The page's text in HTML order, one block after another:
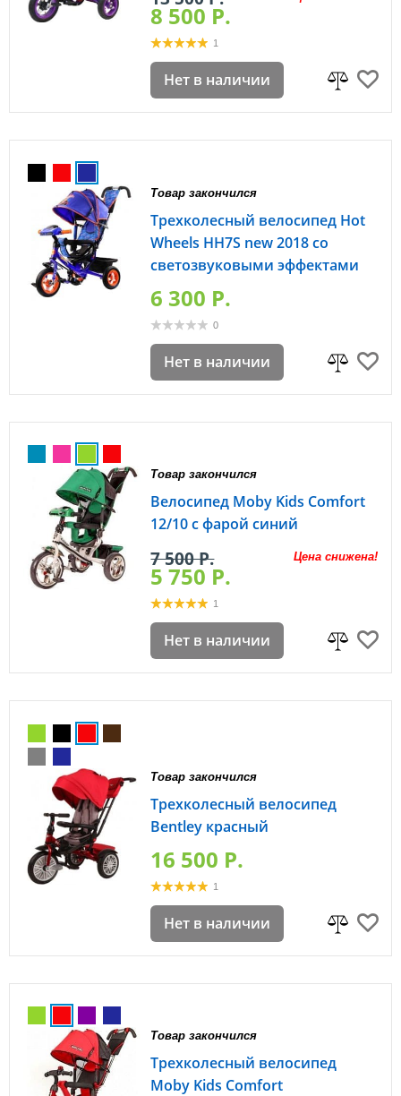
8 500 P.
1
Нет в наличии
Товар закончился
Трехколесный велосипед Hot
Wheels HH7S new 2018 со
светозвуковыми эффектами
6 300 P.
0
Нет в наличии
Товар закончился
Велосипед Moby Kids Comfort
12/10 с фарой синий
Цена снижена!
7 500 P.
5 750 P.
1
Нет в наличии
Товар закончился
Трехколесный велосипед
Bentley красный
16 500 P.
1
Нет в наличии
Товар закончился
Трехколесный велосипед
Moby Kids Comfort